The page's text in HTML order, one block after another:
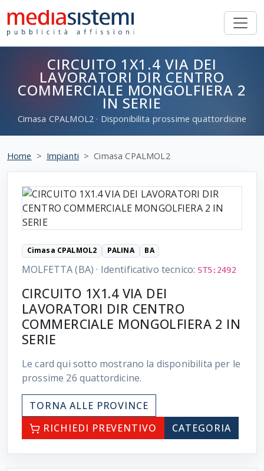
CIRCUITO 1X1.4 VIA DEI
LAVORATORI DIR CENTRO
COMMERCIALE MONGOLFIERA 2
IN SERIE
Cimasa CPALMOL2 · Disponibilita prossime quattordicine
Home Impianti Cimasa CPALMOL2
Cimasa CPALMOL2 PALINA BA
MOLFETTA (BA) · Identificativo tecnico: ST5:2492
CIRCUITO 1X1.4 VIA DEI
LAVORATORI DIR CENTRO
COMMERCIALE MONGOLFIERA 2 IN
SERIE
Le card qui sotto mostrano la disponibilita per le
prossime 26 quattordicine.
TORNA ALLE PROVINCE
RICHIEDI PREVENTIVO
CATEGORIA